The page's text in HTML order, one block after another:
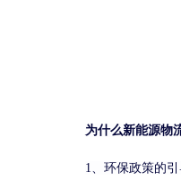
为什么新能源物
1、环保政策的引